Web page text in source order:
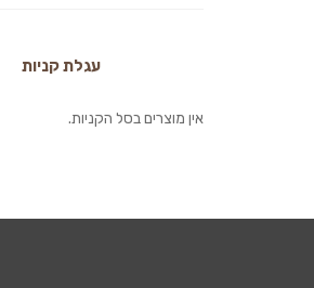
עגלת קניות
אין מוצרים בסל הקניות.